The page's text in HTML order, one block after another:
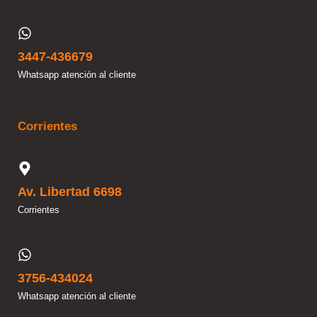
3447-436679
Whatsapp atención al cliente
Corrientes
Av. Libertad 6698
Corrientes
3756-434024
Whatsapp atención al cliente